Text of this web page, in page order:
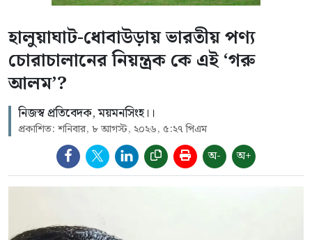
হালুয়াঘাট-ধোবাউড়ায় ভারতীয় পণ্য
চোরাচালানের নিয়ন্ত্রক কে এই ‘গরু
আলম’?
নিজস্ব প্রতিবেদক, ময়মনসিংহ।।
প্রকাশিত: শনিবার, ৮ আগস্ট, ২০২৬, ৫:২৭ পিএম
অ- অ+